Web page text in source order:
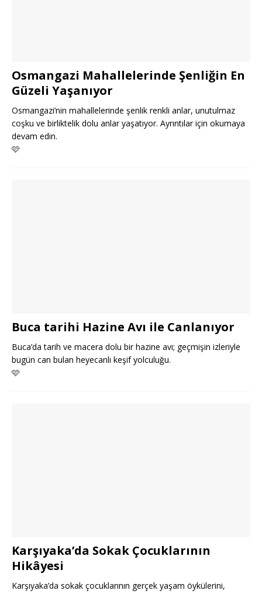
Osmangazi Mahallelerinde Şenliğin En
Güzeli Yaşanıyor
Osmangazi’nin mahallelerinde şenlik renkli anlar, unutulmaz
coşku ve birliktelik dolu anlar yaşatıyor. Ayrıntılar için okumaya
devam edin.
🩷
Buca tarihi Hazine Avı ile Canlanıyor
Buca’da tarih ve macera dolu bir hazine avı; geçmişin izleriyle
bugün can bulan heyecanlı keşif yolculuğu.
🩷
Karşıyaka’da Sokak Çocuklarının
Hikâyesi
Karşıyaka’da sokak çocuklarının gerçek yaşam öykülerini,